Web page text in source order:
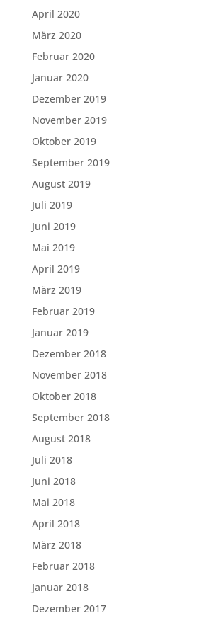
April 2020
März 2020
Februar 2020
Januar 2020
Dezember 2019
November 2019
Oktober 2019
September 2019
August 2019
Juli 2019
Juni 2019
Mai 2019
April 2019
März 2019
Februar 2019
Januar 2019
Dezember 2018
November 2018
Oktober 2018
September 2018
August 2018
Juli 2018
Juni 2018
Mai 2018
April 2018
März 2018
Februar 2018
Januar 2018
Dezember 2017